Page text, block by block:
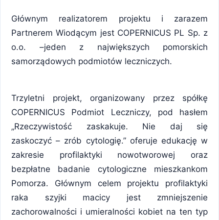
Głównym realizatorem projektu i zarazem
Partnerem Wiodącym jest COPERNICUS PL Sp. z
o.o. –jeden z największych pomorskich
samorządowych podmiotów leczniczych.
Trzyletni projekt, organizowany przez spółkę
COPERNICUS Podmiot Leczniczy, pod hasłem
„Rzeczywistość zaskakuje. Nie daj się
zaskoczyć – zrób cytologię.” oferuje edukację w
zakresie profilaktyki nowotworowej oraz
bezpłatne badanie cytologiczne mieszkankom
Pomorza. Głównym celem projektu profilaktyki
raka szyjki macicy jest zmniejszenie
zachorowalności i umieralności kobiet na ten typ